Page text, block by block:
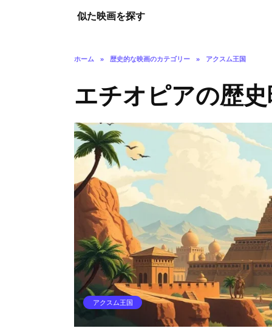
似た映画を探す
ホーム » 歴史的な映画のカテゴリー » アクスム王国
エチオピアの歴
アクスム王国